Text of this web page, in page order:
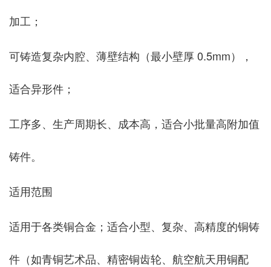
加工；
可铸造复杂内腔、薄壁结构（最小壁厚 0.5mm），
适合异形件；
工序多、生产周期长、成本高，适合小批量高附加值
铸件。
适用范围
适用于各类铜合金；适合小型、复杂、高精度的铜铸
件（如青铜艺术品、精密铜齿轮、航空航天用铜配